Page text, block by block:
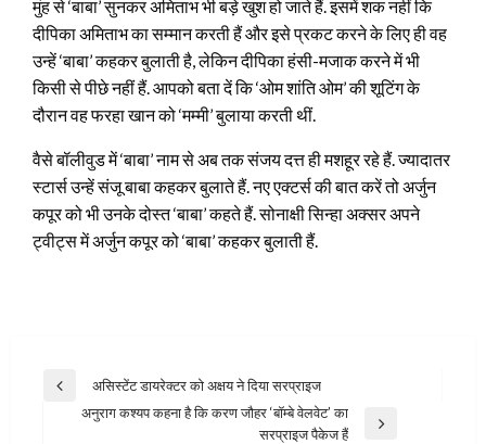
मुंह से ‘बाबा’ सुनकर अमिताभ भी बड़े खुश हो जाते हैं. इसमें शक नहीं कि
दीपिका अमिताभ का सम्मान करती हैं और इसे प्रकट करने के लिए ही वह
उन्हें ‘बाबा’ कहकर बुलाती है, लेकिन दीपिका हंसी-मजाक करने में भी
किसी से पीछे नहीं हैं. आपको बता दें कि ‘ओम शांति ओम’ की शूटिंग के
दौरान वह फरहा खान को ‘मम्मी’ बुलाया करती थीं.
वैसे बॉलीवुड में ‘बाबा’ नाम से अब तक संजय दत्त ही मशहूर रहे हैं. ज्यादातर
स्टार्स उन्हें संजू बाबा कहकर बुलाते हैं. नए एक्टर्स की बात करें तो अर्जुन
कपूर को भी उनके दोस्त ‘बाबा’ कहते हैं. सोनाक्षी सिन्हा अक्सर अपने
ट्वीट्स में अर्जुन कपूर को ‘बाबा’ कहकर बुलाती हैं.
Post
navigation
Previous
असिस्टेंट डायरेक्टर को अक्षय ने दिया सरप्राइज
अनुराग कश्यप कहना है कि करण जौहर ‘बॉम्बे वेलवेट’ का
सरप्राइज पैकेज हैं